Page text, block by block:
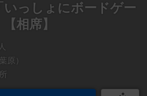
いっしょにボードゲー
相席】
原）